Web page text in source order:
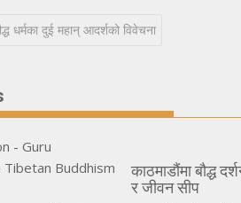
धर्मका दुई महान् आदर्शको विवेचना
काठमाडौंमा बौद्ध
र जीवन सीप